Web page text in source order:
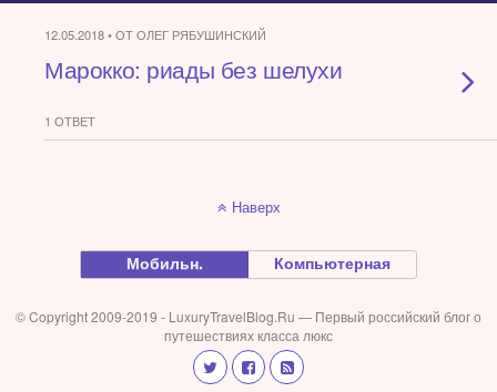
12.05.2018 • ОТ ОЛЕГ РЯБУШИНСКИЙ
Марокко: риады без шелухи
1 ОТВЕТ
Наверх
Мобильн. Компьютерная
© Copyright 2009-2019 - LuxuryTravelBlog.Ru — Первый российский блог о
путешествиях класса люкс